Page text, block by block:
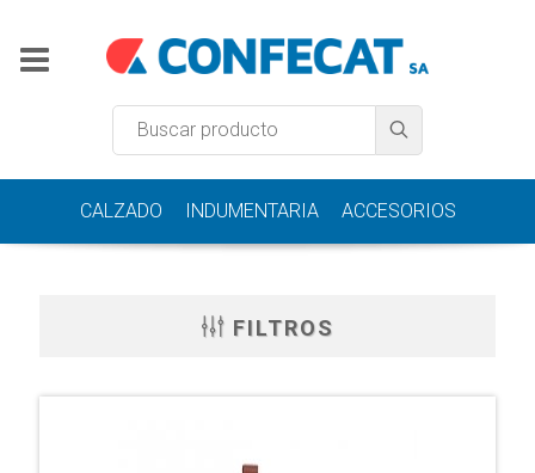
CALZADO INDUMENTARIA ACCESORIOS
FILTROS